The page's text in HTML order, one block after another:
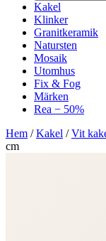
Kakel
Klinker
Granitkeramik
Natursten
Mosaik
Utomhus
Fix & Fog
Märken
Rea − 50%
Hem /Kakel /Vit
cm